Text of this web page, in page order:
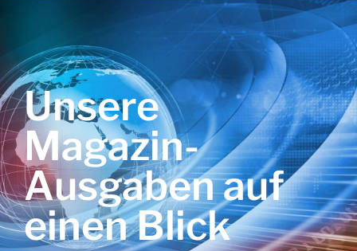
Unsere
Magazin-
Ausgaben auf
einen Blick